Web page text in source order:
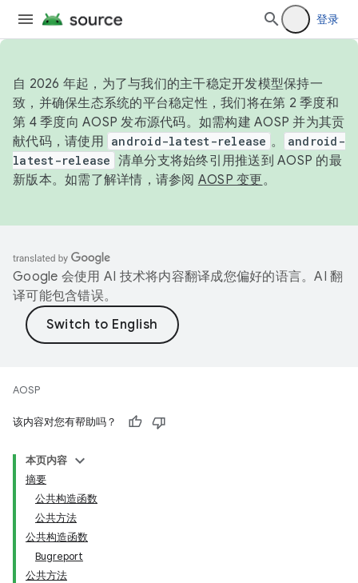
登录
自 2026 年起，为了与我们的主干稳定开发模型保持一
致，并确保生态系统的平台稳定性，我们将在第 2 季度和
第 4 季度向 AOSP 发布源代码。如需构建 AOSP 并为其贡
献代码，请使用 android-latest-release 。
android-
latest-release 清单分支将始终引用推送到 AOSP 的最
新版本。如需了解详情，请参阅 AOSP 变更。
Google 会使用 AI 技术将内容翻译成您偏好的语言。AI 翻
译可能包含错误。
AOSP
该内容对您有帮助吗？
本页内容
摘要
公共构造函数
公共方法
公共构造函数
Bugreport
公共方法